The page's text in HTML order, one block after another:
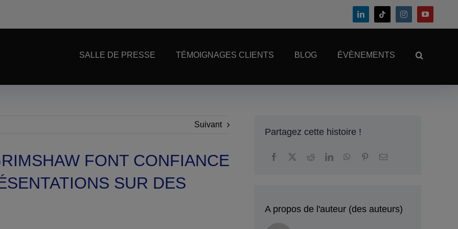
SALLE DE PRESSE TÉMOIGNAGES CLIENTS BLOG ÉVÈNEMENTS
Suivant
FONT CONFIANCE
SUR DES
Partagez cette histoire !
A propos de l'auteur (des auteurs)